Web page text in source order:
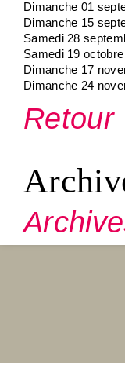
Dimanche 01
Dimanche 15
Samedi 28
Samedi 19 octobre
Dimanche 17
Dimanche 24
Retour